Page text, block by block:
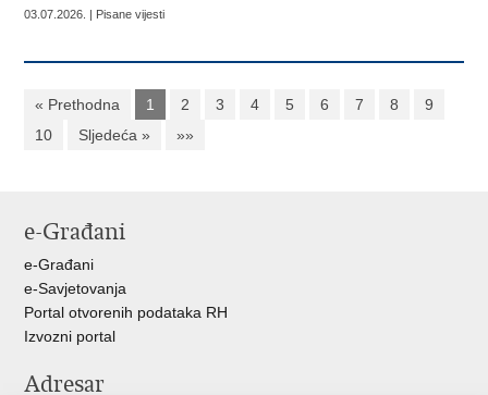
03.07.2026. | Pisane vijesti
« Prethodna 1 2 3 4 5 6 7 8
9
10
Sljedeća » »»
e-Građani
e-Građani
e-Savjetovanja
Portal otvorenih podataka RH
Izvozni portal
Adresar